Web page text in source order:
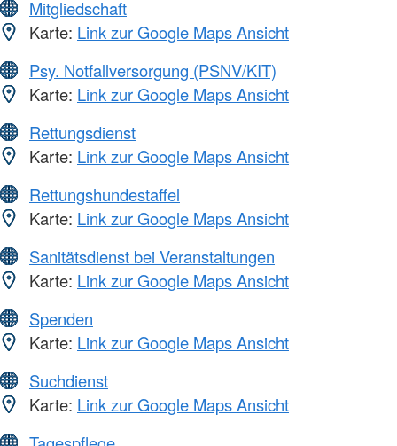
Mitgliedschaft
Karte: Link zur Google Maps Ansicht
Psy. Notfallversorgung (PSNV/KIT)
Karte: Link zur Google Maps Ansicht
Rettungsdienst
Karte: Link zur Google Maps Ansicht
Rettungshundestaffel
Karte: Link zur Google Maps Ansicht
Sanitätsdienst bei Veranstaltungen
Karte: Link zur Google Maps Ansicht
Spenden
Karte: Link zur Google Maps Ansicht
Suchdienst
Karte: Link zur Google Maps Ansicht